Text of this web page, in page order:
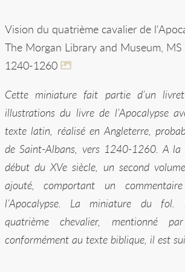
Vision du quatrième cavalier de
The Morgan Library and Museum,
1240-1260
Cette miniature fait partie d’un
illustrations du livre de l’Apocalypse
texte latin, réalisé en Angleterre,
de Saint-Albans, vers 1240-1260. A
début du XVe siècle, un second
ajouté, comportant un
l’Apocalypse. La miniature du fol.
quatrième chevalier,
conformément au texte biblique, il est